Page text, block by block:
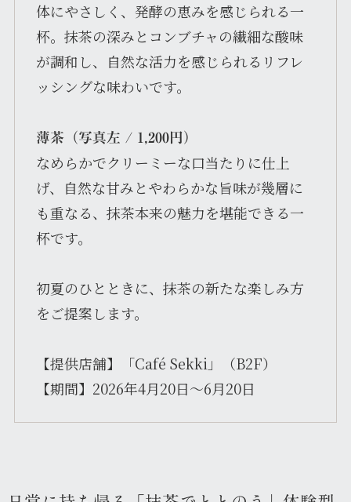
体にやさしく、発酵の恵みを感じられる一
杯。抹茶の深みとコンブチャの繊細な酸味
が調和し、自然な活力を感じられるリフレ
ッシングな味わいです。
薄茶（写真左 / 1,200円）
なめらかでクリーミーな口当たりに仕上
げ、自然な甘みとやわらかな旨味が幾層に
も重なる、抹茶本来の魅力を堪能できる一
杯です。
初夏のひとときに、抹茶の新たな楽しみ方
をご提案します。
【提供店舗】「Café Sekki」（B2F）
【期間】2026年4月20日～6月20日